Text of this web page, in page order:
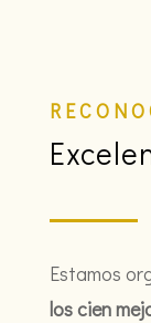
Estamos
los cien